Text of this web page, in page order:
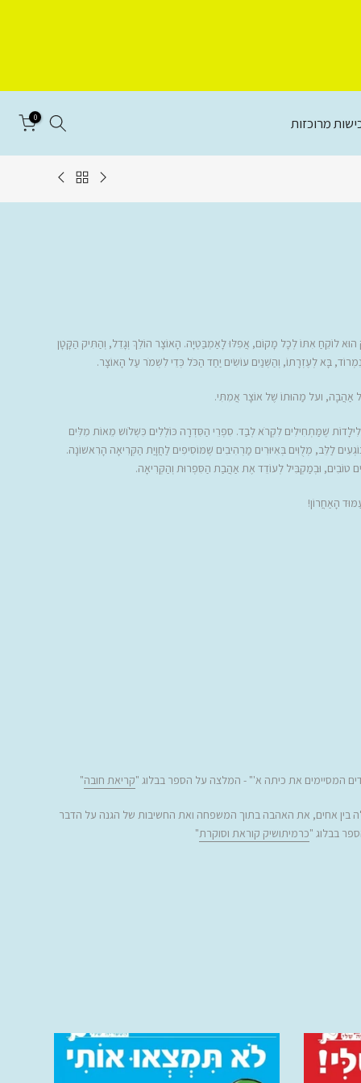
מרוכזות 0
לוֹקֵחַ אִתּוֹ לְכָל מָקוֹם, אֲפִלּוּ לָאַמְבַּטְיָה. הָאוֹצָר הוֹלֵךְ וְגָדֵל, וְהַתִּיק הַקָּטָן
נִמְרוֹד, בָּא לְעֶזְרָתוֹ, וְהַשְּׁנַיִם עוֹשִׂים יַחַד הַכֹּל כְּדֵי לִשְׁמֹר עַל הָאוֹצָר.
אַהֲבָה, ועל מַהוּתוֹ שֶׁל אוֹצָר אֲמִתִּי.
שֶׁמַּתְחִילִים לִקְרֹא לְבַד. סִפְרֵי הַסִּדְרָה כּוֹלְלִים כִּשְׁלֹושׁ מֵאוֹת מִלִּים
לַלֵּב, מְלֻוִּים בְּאִיּוּרִים מַרְהִיבִים שֶׁמּוֹסִיפִים לַחֲוָיַת הַקְּרִיאָה הָרִאשׁוֹנָה.
וּבְמַקְבִּיל לְעוֹדֵד אֶת אַהֲבַת הַסִּפְרוּת וְהַקְּרִיאָה.
הָאַחֲרוֹן!
המסיימים את כיתה א'" - המלצה על הספר בבלוג "קריאת חובה"
בין אחים, את האהבה בתוך המשפחה ואת החשיבות של הגנה על הדבר
בבלוג "כרמיתושיק קוראת וסוקרת"